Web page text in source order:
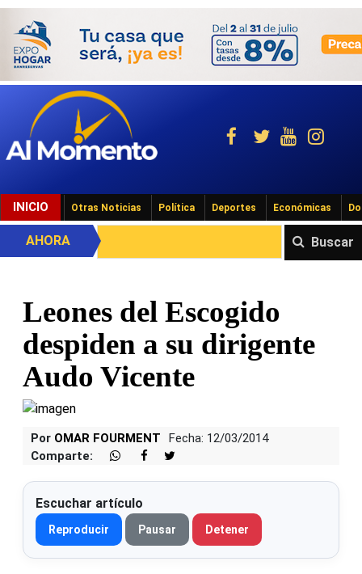
INICIO Otras Noticias Política Deportes Económicas
Buscar
AHORA
Leones del Escogido
despiden a su dirigente
Audo Vicente
Por OMAR FOURMENT
Fecha: 12/03/2014
Comparte:
Escuchar artículo
Reproducir Pausar Detener